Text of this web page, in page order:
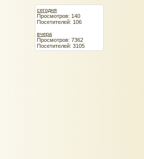
сегодня
Просмотров: 140
Посетителей: 106
вчера
Просмотров: 7362
Посетителей: 3105